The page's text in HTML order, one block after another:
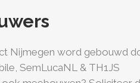
Nijmegen word gebouwd
SemLucaNL & TH1JS